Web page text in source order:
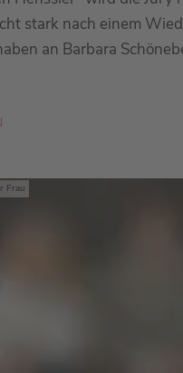
stark nach einem
an Barbara
Frau